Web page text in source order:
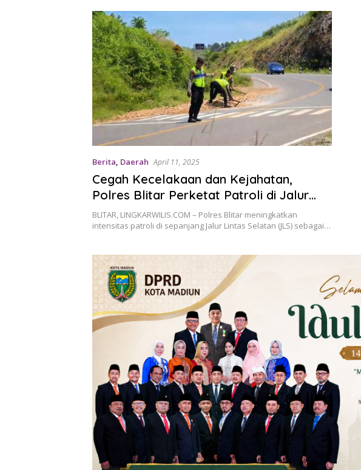
Berita, Daerah April 11, 2025
Cegah Kecelakaan dan Kejahatan,
Polres Blitar Perketat Patroli di Jalur
Lintas Selatan
BLITAR, LINGKARWILIS.COM – Polres Blitar meningkatkan
intensitas patroli di sepanjang Jalur Lintas Selatan (JLS) sebagai…